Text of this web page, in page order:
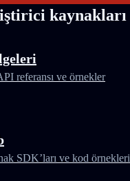
kaynakları
referansı ve örnekler
SDK’ları ve kod